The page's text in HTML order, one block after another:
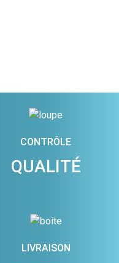
CONTRÔLE
QUALITÉ
LIVRAISON